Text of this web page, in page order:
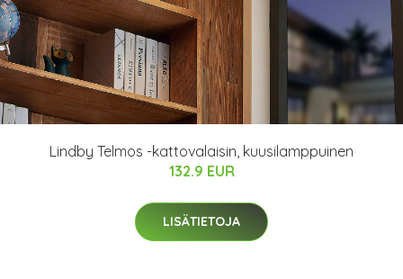
Lindby Telmos -kattovalaisin, kuusilamppuinen
132.9 EUR
LISÄTIETOJA